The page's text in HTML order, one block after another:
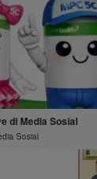
di Media Sosial
Sosial